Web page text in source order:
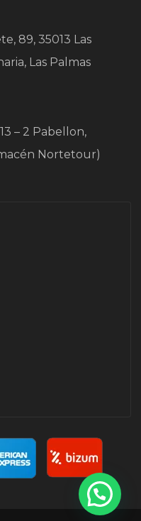
89, 35013 Las
Las Palmas
– 2 Pabellon,
Nortetour)